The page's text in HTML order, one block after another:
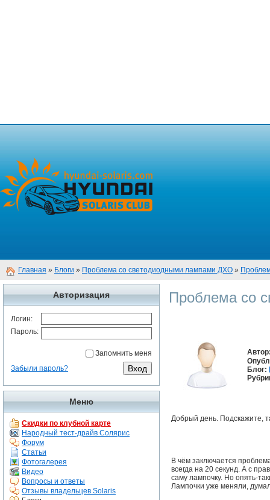
Главная » Блоги » Проблема со светодиодными лампами ДХО »
Авторизация
Логин:
Пароль:
Запомнить меня
Забыли пароль?
Меню
Скидки по клубной карте
Народный тест-драйв Солярис
Форум
Статьи
Фотогалерея
Видео
Вопросы и ответы
Отзывы владельцев Solaris
Проблема со
Блог:
Добрый день. Подскажите,
В чём заключается
всегда на 20 секунд. А с
саму лампочку. Но опять-
Лампочки уже меняли,